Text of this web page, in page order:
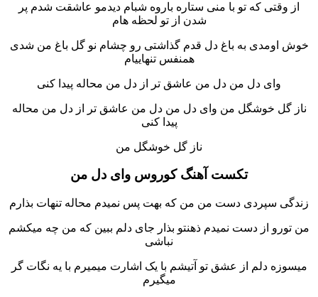
از وقتی که تو با منی ستاره باروه شبام دیدمو عاشقت شدم پر
شدن از تو لحظه هام
خوش اومدی به باغ دل قدم گذاشتی رو چشام نو گل باغ من شدی
همنفس تنهاییام
وای دل من دل من عاشق تر از دل من محاله پیدا کنی
ناز گل خوشگل من وای دل من دل من عاشق تر از دل من محاله
پیدا کنی
ناز گل خوشگل من
تکست آهنگ کوروس وای دل من
زندگی سپردی دست من من که بهت پس نمیدم محاله تنهات بذارم
من تورو از دست نمیدم ذهنتو بذار جای دلم ببین که من چه میکشم
نباشی
میسوزه دلم از عشق تو آتیشم با یک اشارت میمیرم با یه نگات گر
میگیرم